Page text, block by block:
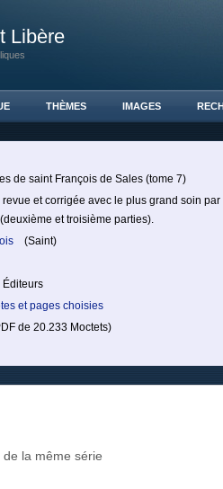
Libère
THÈMES IMAGES
de saint François de Sales (tome 7)
et corrigée avec le plus grand soin
et troisième parties).
(Saint)
Éditeurs
et pages choisies
de 20.233 Moctets)
la même série